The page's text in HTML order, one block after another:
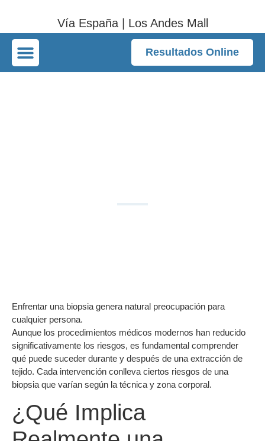
Vía España | Los Andes Mall
Resultados Online
Enfrentar una biopsia genera natural preocupación para
cualquier persona.
Aunque los procedimientos médicos modernos han reducido
significativamente los riesgos, es fundamental comprender
qué puede suceder durante y después de una extracción de
tejido. Cada intervención conlleva ciertos riesgos de una
biopsia que varían según la técnica y zona corporal.
¿Qué Implica